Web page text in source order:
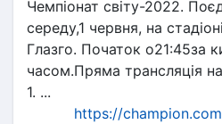
Чемпіонат світу-2022.
середу,1 червня, на
Глазго. Початок о21:45за
часом.Пряма трансляція
1. ...
https://